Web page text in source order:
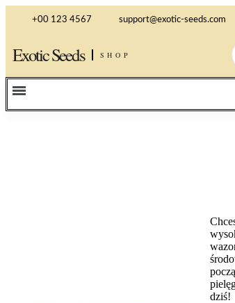
+00 123 4567 support@exotic-seeds.com
Exotic Seeds SHOP
dziś!